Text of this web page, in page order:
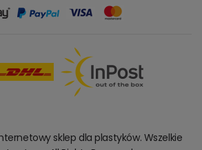
sklep dla plastyków. Wszelkie